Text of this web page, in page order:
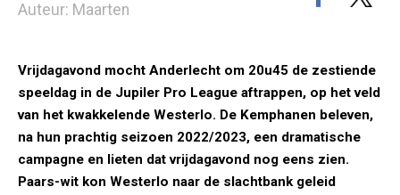
Auteur: Maarten
Vrijdagavond mocht Anderlecht om 20u45 de zestiende
speeldag in de Jupiler Pro League aftrappen, op het veld
van het kwakkelende Westerlo. De Kemphanen beleven,
na hun prachtig seizoen 2022/2023, een dramatische
campagne en lieten dat vrijdagavond nog eens zien.
Paars-wit kon Westerlo naar de slachtbank geleid